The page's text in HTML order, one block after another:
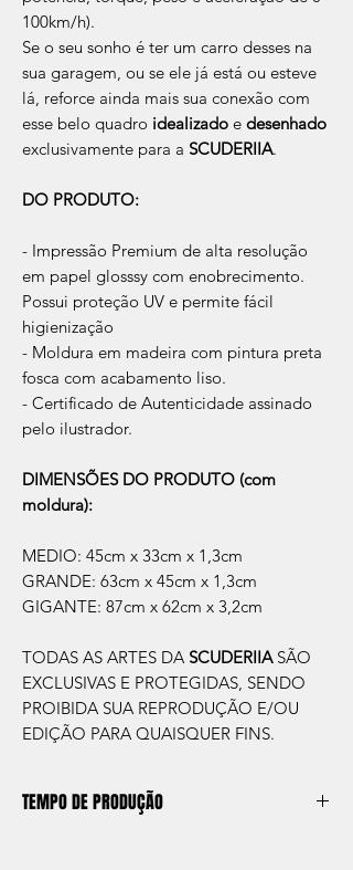
100km/h).
Se o seu sonho é ter um carro desses na
sua garagem, ou se ele já está ou esteve
lá, reforce ainda mais sua conexão com
esse belo quadro idealizado e desenhado
exclusivamente para a SCUDERIIA.
DO PRODUTO:
- Impressão Premium de alta resolução
em papel glosssy com enobrecimento.
Possui proteção UV e permite fácil
higienização
- Moldura em madeira com pintura preta
fosca com acabamento liso.
- Certificado de Autenticidade assinado
pelo ilustrador.
DIMENSÕES DO PRODUTO (com
moldura):
MEDIO: 45cm x 33cm x 1,3cm
GRANDE: 63cm x 45cm x 1,3cm
GIGANTE: 87cm x 62cm x 3,2cm
TODAS AS ARTES DA SCUDERIIA SÃO
EXCLUSIVAS E PROTEGIDAS, SENDO
PROIBIDA SUA REPRODUÇÃO E/OU
EDIÇÃO PARA QUAISQUER FINS.
TEMPO DE PRODUÇÃO